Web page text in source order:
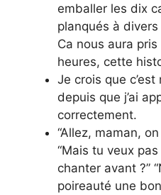
emballer les dix
planqués à
Ca nous aura
heures, cette
Je crois que
depuis que j’ai
correctement.
“Allez, maman,
“Mais tu veux
chanter avant ?”
poireauté une